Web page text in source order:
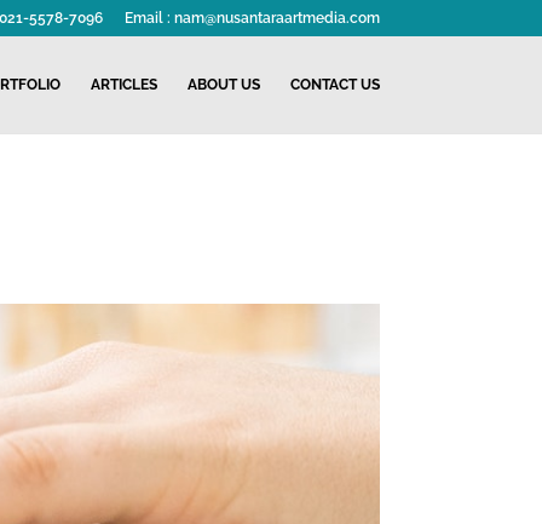
5578-7096 Email : nam@nusantaraartmedia.com
ARTICLES ABOUT US CONTACT US